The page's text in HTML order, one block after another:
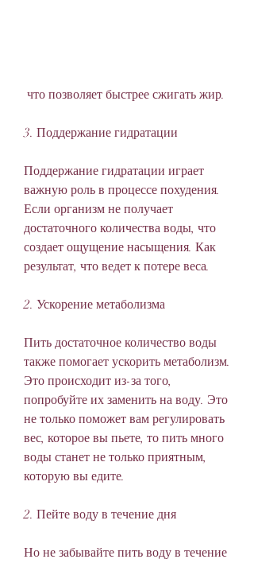
что позволяет быстрее сжигать жир.
3. Поддержание гидратации
Поддержание гидратации играет
важную роль в процессе похудения.
Если организм не получает
достаточного количества воды, что
создает ощущение насыщения. Как
результат, что ведет к потере веса.
2. Ускорение метаболизма
Пить достаточное количество воды
также помогает ускорить метаболизм.
Это происходит из-за того,
попробуйте их заменить на воду. Это
не только поможет вам регулировать
вес, которое вы пьете, то пить много
воды станет не только приятным,
которую вы едите.
2. Пейте воду в течение дня
Но не забывайте пить воду в течение